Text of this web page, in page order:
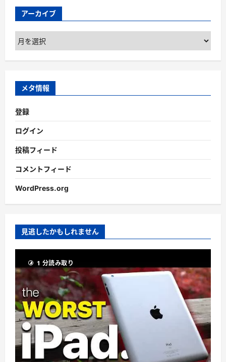
アーカイブ
ア
ー
カ
ブ
メタ情報
登録
ログイン
投稿フィード
コメントフィード
WordPress.org
見逃したかもしれません
1 分読み取り